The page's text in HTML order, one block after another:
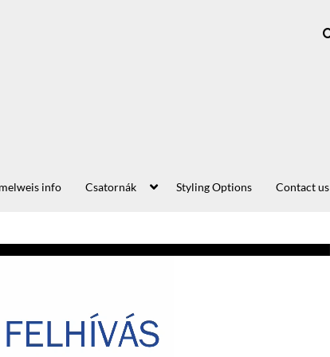
info Csatornák Styling Options Contact us